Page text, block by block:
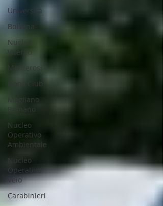
Università
Bolsena
Nucleo
Viterbo
Monterosi
Lions Club
Magliano
Romano
Nucleo
Operativo
Ambientale
Nucleo
Operativo
Veio
Carabinieri